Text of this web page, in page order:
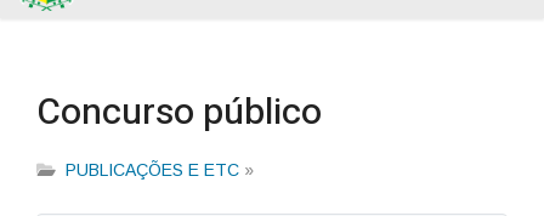
Concurso público
PUBLICAÇÕES E ETC »